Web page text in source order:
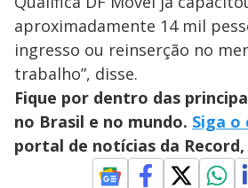
aproximadamente 14 mil
ingresso ou reinserção no
trabalho”, disse.
Fique por dentro das
no Brasil e no mundo. Siga o
portal de notícias da